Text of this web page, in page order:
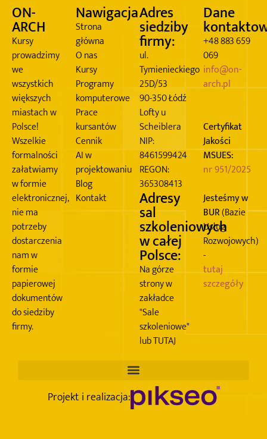
ON-
ARCH
Kursy
prowadzimy
we
wszystkich
większych
miastach w
Polsce!
Wszelkie
formalności
załatwiamy
w formie
elektronicznej,
nie ma
potrzeby
dostarczenia
nam w
formie
papierowej
dokumentów
do siedziby
firmy.
Nawigacja
Strona
główna
O nas
Kursy
Programy
komputerowe
Prace
kursantów
Cennik
AI w
projektowaniu
Blog
Kontakt
Adres
siedziby
firmy:
ul.
Tymienieckiego
25D/53
90-350 Łódź
Lofty u
Scheiblera
NIP:
8461599424
REGON:
365308413
Adresy
sal
szkoleniowych
w całej
Polsce:
Na górze
strony w
zakładce
"Sale
szkoleniowe"
lub TUTAJ
Dane
+48 883 659
069
info@on-
arch.pl
Certyfikat
Jakości
MSUES:
nr 951/2025
Jesteśmy w
BUR(Bazie
Usług
Rozwojowych)
-
tutaj
szczegóły
Projekt i realizacja: